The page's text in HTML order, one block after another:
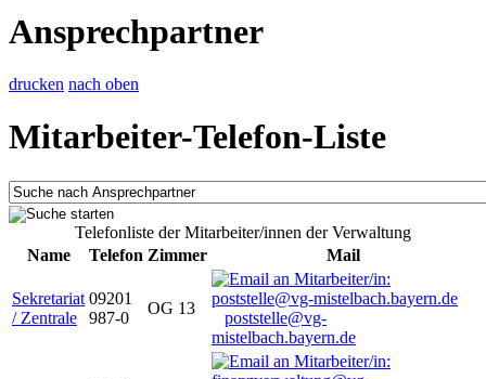
Ansprechpartner
drucken nach oben
Mitarbeiter-Telefon-Liste
Telefonliste der Mitarbeiter/innen der Verwaltung
Name
Telefon Zimmer Mail
Sekretariat
/ Zentrale
09201
987-0
OG 13
poststelle@vg-
mistelbach.bayern.de